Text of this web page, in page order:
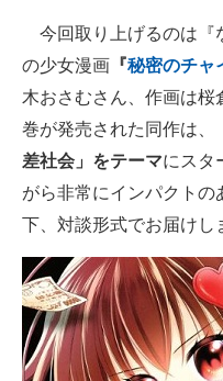
製造業のIT導入・活用を支援
モノづくり技術者専門サイ
エレクトロニクス専門サイト
電子設計の基本と応用
建設×テクノロジーの最前線
ちょっと気になるネットの
今回取り上げるのは『
の少女漫画 『秘密のチャ
木おさむさん、作画は
巻が発売された同作は、
差社会」をテーマにスタ
がら非常にインパクトの
下、対談形式でお届けし